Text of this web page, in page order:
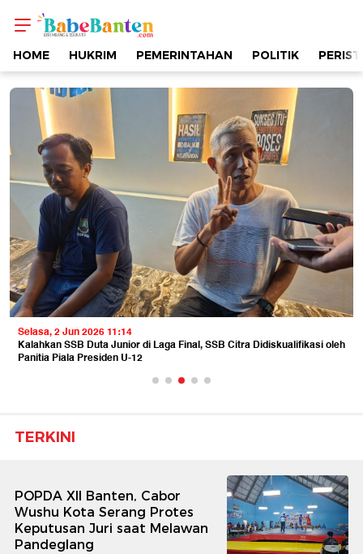
OLAHRAGA
|
Berimbang
&
Edukatif
Babe
Banten
HOME HUKRIM PEMERINTAHAN POLITIK
Selasa, 2 Jun 2026 11:14
Kalahkan SSB Duta Junior di Laga Final, SSB Citra Didiskualifikasi oleh
Panitia Piala Presiden U-12
TERKINI
POPDA XII Banten, Cabor
Wushu Kota Serang Protes
Keputusan Juri saat Melawan
Pandeglang